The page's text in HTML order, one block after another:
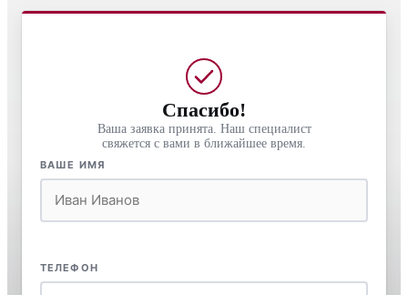
Спасибо!
Ваша заявка принята. Наш специалист
свяжется с вами в ближайшее время.
ВАШЕ ИМЯ
ТЕЛЕФОН